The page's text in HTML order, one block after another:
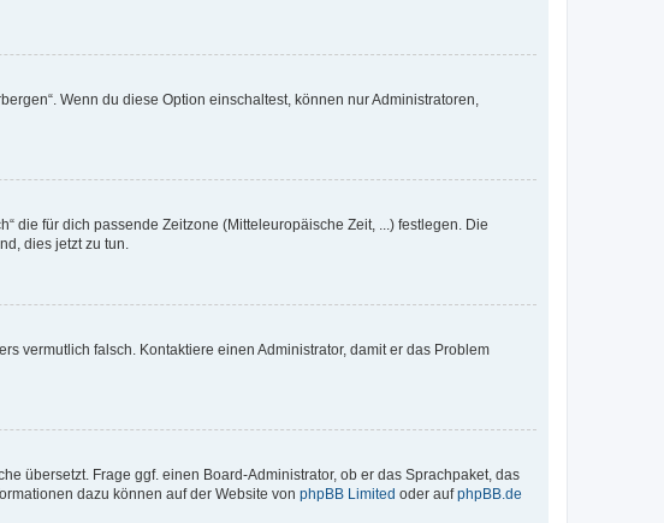
Wenn du diese Option einschaltest, können nur Administratoren,
die für dich passende Zeitzone (Mitteleuropäische Zeit, ...) festlegen. Die
dies jetzt zu tun.
vermutlich falsch. Kontaktiere einen Administrator, damit er das Problem
übersetzt. Frage ggf. einen Board-Administrator, ob er das Sprachpaket, das
dazu können auf der Website von phpBB Limited oder aufphpBB.de